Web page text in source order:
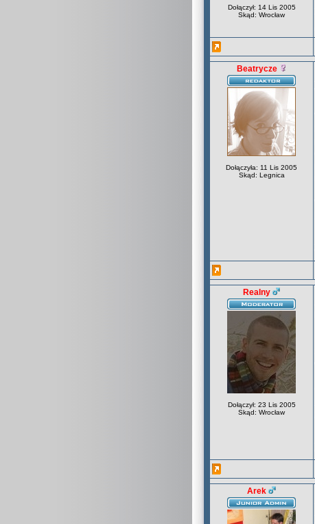
Dołączył: 14 Lis 2005
Skąd: Wrocław
Beatrycze
Dołączyła: 11 Lis 2005
Skąd: Legnica
Realny
Dołączył: 23 Lis 2005
Skąd: Wrocław
Arek